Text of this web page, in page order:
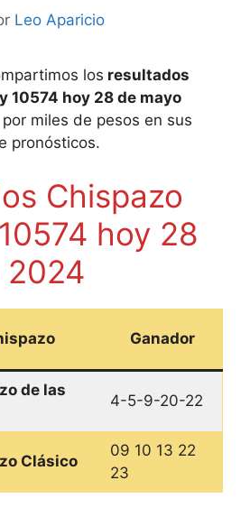
Leo Aparicio
los resultados
10574 hoy 28 de mayo
miles de pesos en sus
pronósticos.
Chispazo
hoy 28
2024
Ganador
de las
4-5-9-20-22
Clásico
09 10 13 22
23